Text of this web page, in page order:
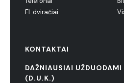
El. dviračiai
KONTAKTAI
DAŽNIAUSIAI
(D.U.K.)